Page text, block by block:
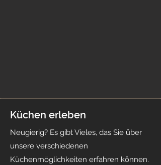
Küchen erleben
Neugierig? Es gibt Vieles, das Sie über
unsere verschiedenen
Küchenmöglichkeiten erfahren können.